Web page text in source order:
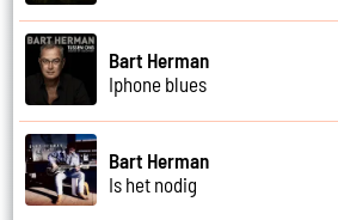
Bart Herman
Iphone blues
Bart Herman
Is het nodig